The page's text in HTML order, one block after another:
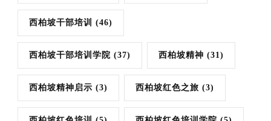
西柏坡干部培训 (46)
西柏坡干部培训学院 (37) 西柏坡精神 (31)
西柏坡精神启示 (3) 西柏坡红色之旅 (3)